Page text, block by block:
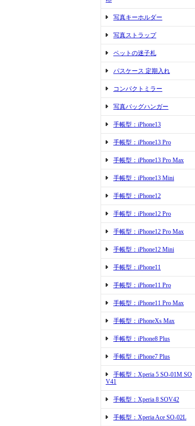
写真キーホルダー
写真ストラップ
ペットの迷子札
パスケース 定期入れ
コンパクトミラー
写真バッグハンガー
手帳型：iPhone13
手帳型：iPhone13 Pro
手帳型：iPhone13 Pro Max
手帳型：iPhone13 Mini
手帳型：iPhone12
手帳型：iPhone12 Pro
手帳型：iPhone12 Pro Max
手帳型：iPhone12 Mini
手帳型：iPhone11
手帳型：iPhone11 Pro
手帳型：iPhone11 Pro Max
手帳型：iPhoneXs Max
手帳型：iPhone8 Plus
手帳型：iPhone7 Plus
手帳型：Xperia 5 SO-01M SO
V41
手帳型：Xperia 8 SOV42
手帳型：Xperia Ace SO-02L